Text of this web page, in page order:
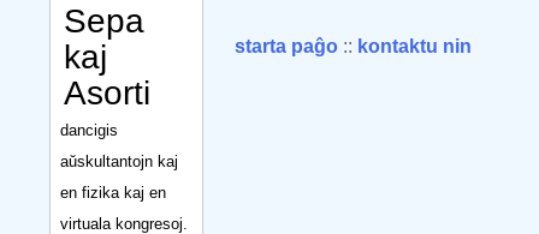
Sepa
kaj
Asorti
dancigis
aŭskultantojn kaj
en fizika kaj en
virtuala kongresoj.
starta paĝo :: kontaktu nin